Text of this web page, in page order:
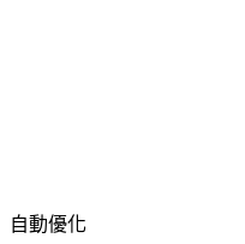
自動優化